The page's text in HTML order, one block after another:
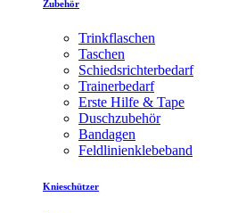
Zubehör
Trinkflaschen
Taschen
Schiedsrichterbedarf
Trainerbedarf
Erste Hilfe & Tape
Duschzubehör
Bandagen
Feldlinienklebeband
Knieschützer